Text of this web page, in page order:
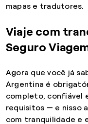
mapas e tradutores.
Viaje com
Seguro
Agora que você já
Argentina é
completo, confiável
requisitos — e nisso a
com tranquilidade e